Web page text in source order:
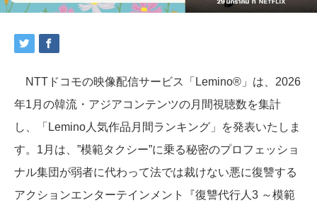
NTTドコモの映像配信サービス「Lemino®」は、2026
年1月の韓流・アジアコンテンツの月間視聴数を集計
し、「Lemino人気作品月間ランキング」を発表いたしま
す。1月は、”模範タクシー”に乗る秘密のプロフェッショ
ナル集団が弱者に代わって法では裁けない悪に復讐する
アクションエンターテインメント『復讐代行人3 ～模範